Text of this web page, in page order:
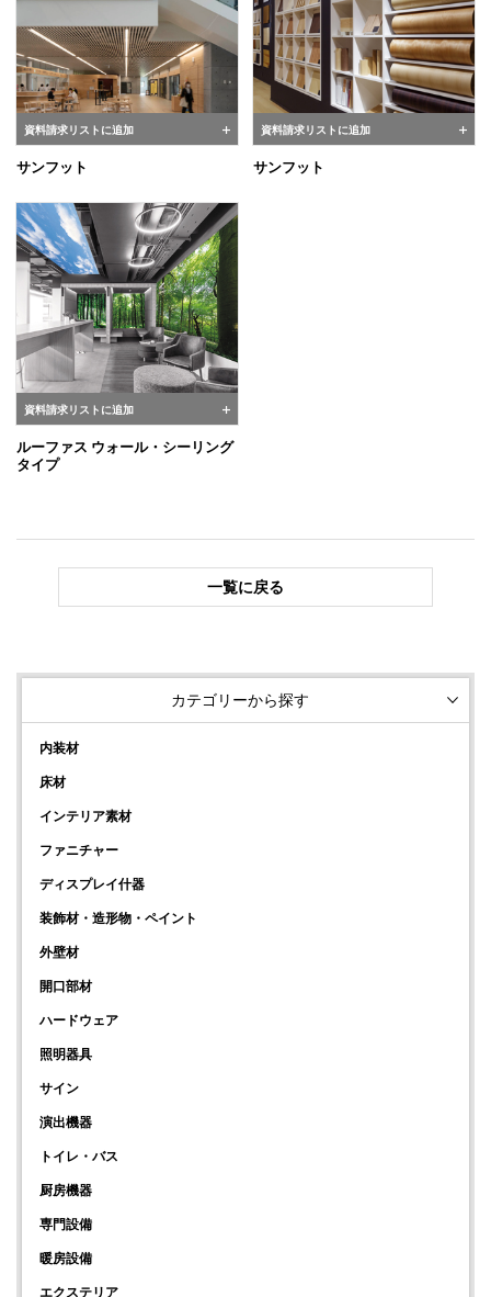
資料請求リストに追加
サンフット
資料請求リストに追加
サンフット
資料請求リストに追加
ルーファス ウォール・シーリング
タイプ
一覧に戻る
カテゴリーから探す
内装材
床材
インテリア素材
ファニチャー
ディスプレイ什器
装飾材・造形物・ペイント
外壁材
開口部材
ハードウェア
照明器具
サイン
演出機器
トイレ・バス
厨房機器
専門設備
暖房設備
エクステリア